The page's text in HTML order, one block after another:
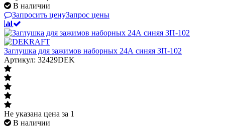
В наличии
Запросить ценуЗапрос цены
Заглушка для зажимов наборных 24А синяя ЗП-102
Артикул: 32429DEK
Не указана цена за 1
В наличии